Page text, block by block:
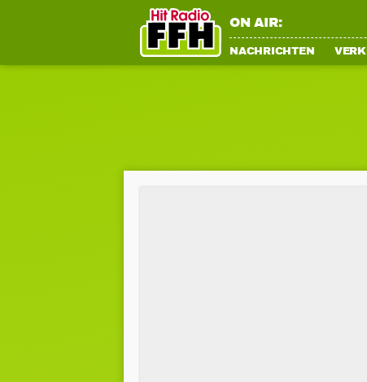
ON AIR:
NACHRICHTEN